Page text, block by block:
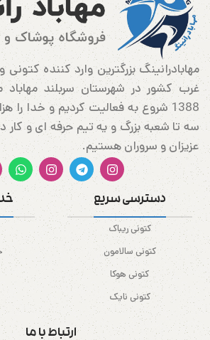
مهابادرانینگ بزرگترین وارد کننده
غرب کشور در شهرستان سربلند
1388 شروع به فعالیت کردیم و خدا را
سه تا شعبه بزرگ و یه تیم حرفه ای و
عزیزان و سروران هستیم.
دسترسی سریع
کتونی ریباک
کتونی سالامون
کتونی هوکا
کتونی نایک
ارتباط با ما